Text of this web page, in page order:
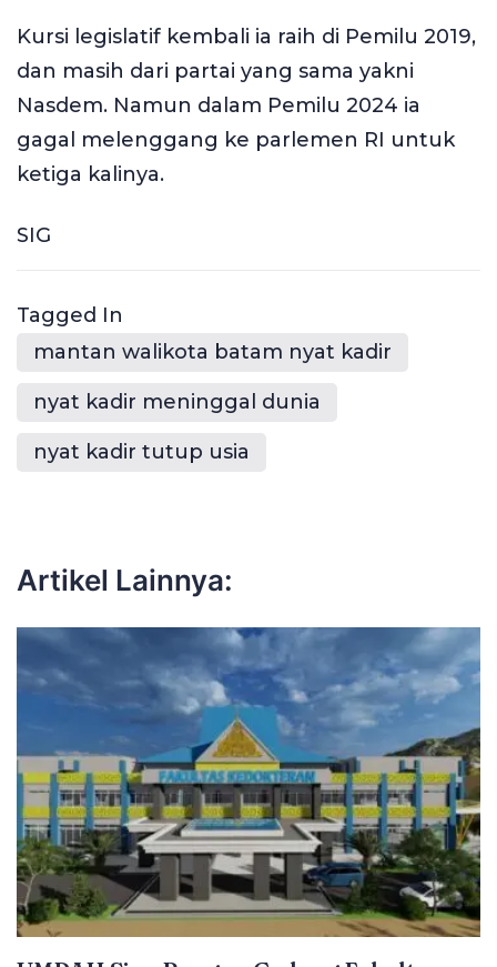
Kursi legislatif kembali ia raih di Pemilu 2019,
dan masih dari partai yang sama yakni
Nasdem. Namun dalam Pemilu 2024 ia
gagal melenggang ke parlemen RI untuk
ketiga kalinya.
SIG
Tagged In
mantan walikota batam nyat kadir
nyat kadir meninggal dunia
nyat kadir tutup usia
Artikel Lainnya: